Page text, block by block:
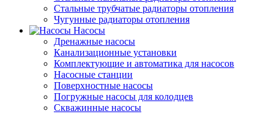
Стальные трубчатые радиаторы отопления
Чугунные радиаторы отопления
Насосы
Дренажные насосы
Канализационные установки
Комплектующие и автоматика для насосов
Насосные станции
Поверхностные насосы
Погружные насосы для колодцев
Скважинные насосы